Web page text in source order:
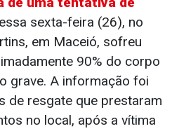
sexta-feira (26), no
em Maceió, sofreu
90% do corpo
grave. A informação foi
de resgate que prestaram
no local, após a vítima